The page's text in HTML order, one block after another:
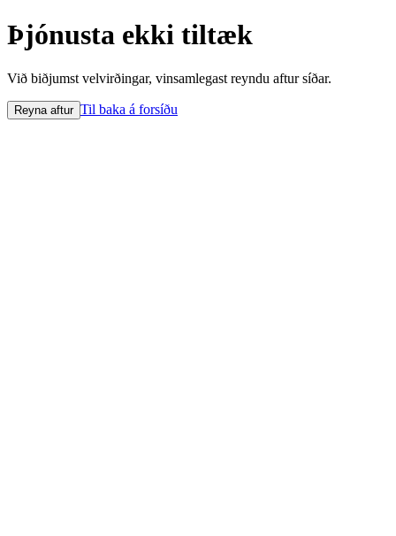
Þjónusta ekki tiltæk
Við biðjumst velvirðingar, vinsamlegast reyndu aftur síðar.
Reyna aftur Til baka á forsíðu